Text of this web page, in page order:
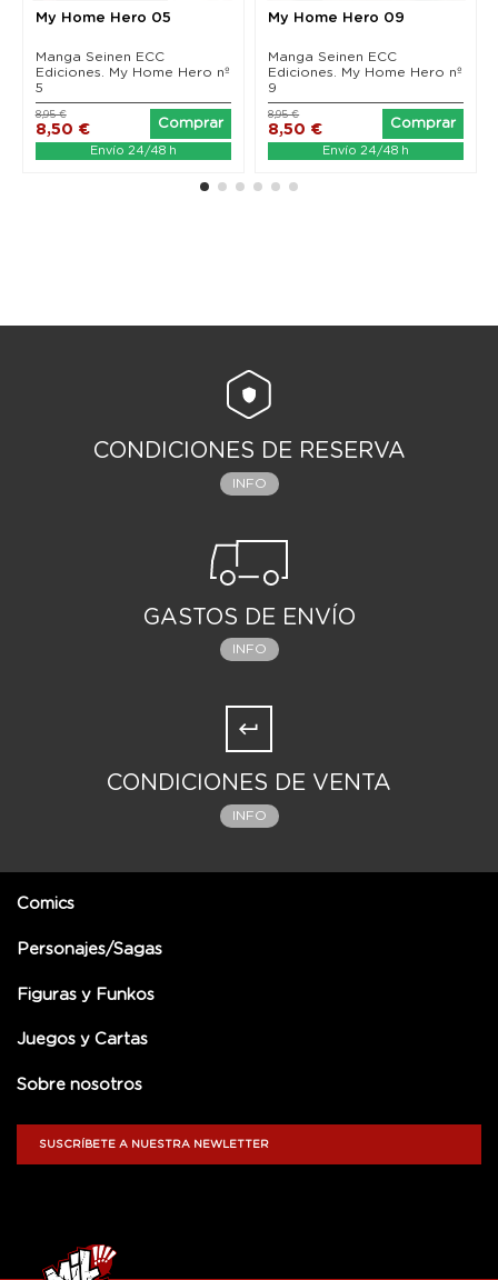
My Home Hero 05
Manga Seinen ECC
Ediciones. My Home Hero nº
5
8,50 €
8,95 €
Comprar
Envío 24/48 h
My Home Hero 09
Manga Seinen ECC
Ediciones. My Home Hero nº
9
8,50 €
8,95 €
Comprar
Envío 24/48 h
CONDICIONES DE RESERVA
INFO
GASTOS DE ENVÍO
INFO
CONDICIONES DE VENTA
INFO
Comics
Personajes/Sagas
Figuras y Funkos
Juegos y Cartas
Sobre nosotros
SUSCRÍBETE A NUESTRA NEWLETTER